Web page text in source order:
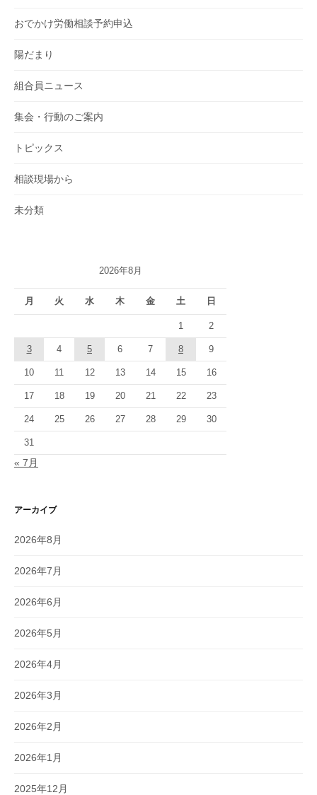
おでかけ労働相談予約申込
陽だまり
組合員ニュース
集会・行動のご案内
トピックス
相談現場から
未分類
2026年8月
月 火 水 木 金 土 日
1 2
3 4 5 6 7 8 9
10 11 12 13 14 15 16
17 18 19 20 21 22 23
24 25 26 27 28 29 30
31
« 7月
アーカイブ
2026年8月
2026年7月
2026年6月
2026年5月
2026年4月
2026年3月
2026年2月
2026年1月
2025年12月